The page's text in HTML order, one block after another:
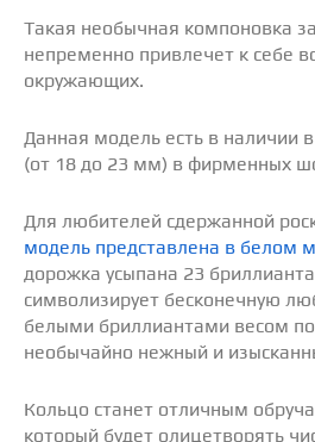
Такая необычная компоновка
непременно привлечет к себе
окружающих.
Данная модель есть в наличии
(от 18 до 23 мм) в фирменных
Для любителей сдержанной
модель представлена в белом
дорожка усыпана 23
символизирует бесконечную
белыми бриллиантами весом
необычайно нежный и
Кольцо станет отличным
который будет олицетворять